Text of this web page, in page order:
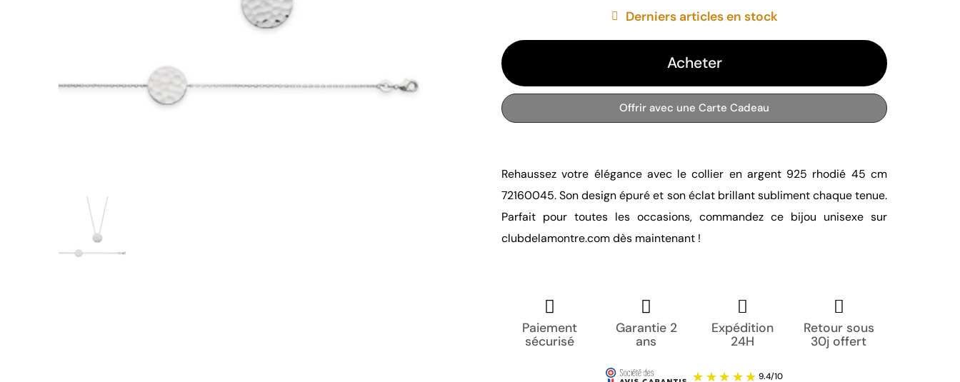
Derniers articles en stock
Acheter
Offrir avec une Carte Cadeau
Rehaussez votre élégance avec le collier en argent 925 rhodié 45 cm
72160045. Son design épuré et son éclat brillant subliment chaque tenue.
Parfait pour toutes les occasions, commandez ce bijou unisexe sur
clubdelamontre.com dès maintenant !
Paiement
sécurisé
Garantie 2
ans
Expédition
24H
Retour sous
30j offert